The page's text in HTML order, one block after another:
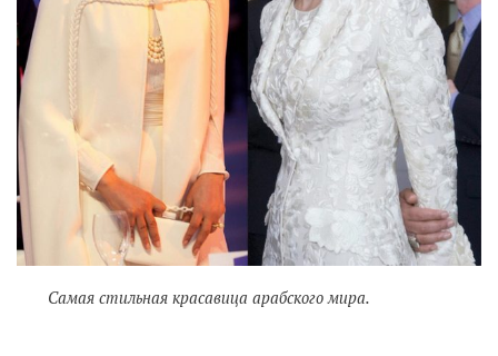
Самая стильная красавица арабского мира.